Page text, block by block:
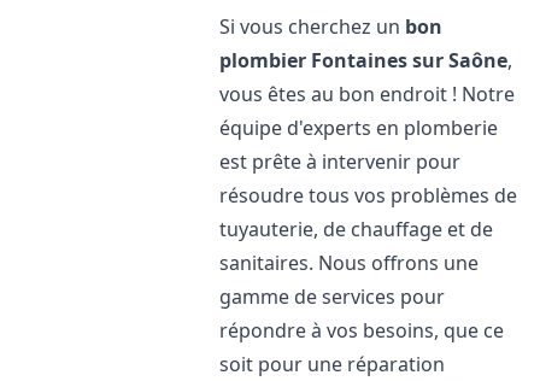
Si vous cherchez un bon
plombier Fontaines sur Saône,
vous êtes au bon endroit ! Notre
équipe d'experts en plomberie
est prête à intervenir pour
résoudre tous vos problèmes de
tuyauterie, de chauffage et de
sanitaires. Nous offrons une
gamme de services pour
répondre à vos besoins, que ce
soit pour une réparation